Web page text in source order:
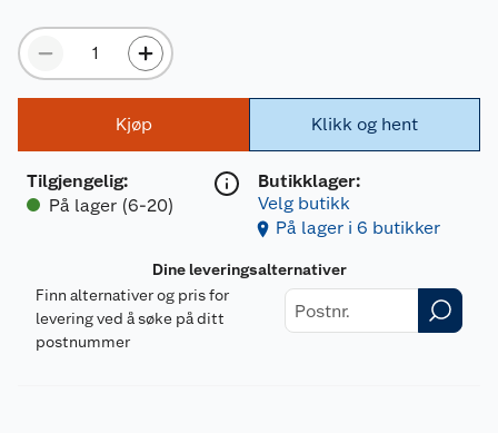
Kjøp
Tilgjengelig:
På lager (6-20)
Klikk og hent
Butikklager:
Velg butikk
På lager i 6 butikker
Dine leveringsalternativer
Finn alternativer og pris for
levering ved å søke på ditt
postnummer